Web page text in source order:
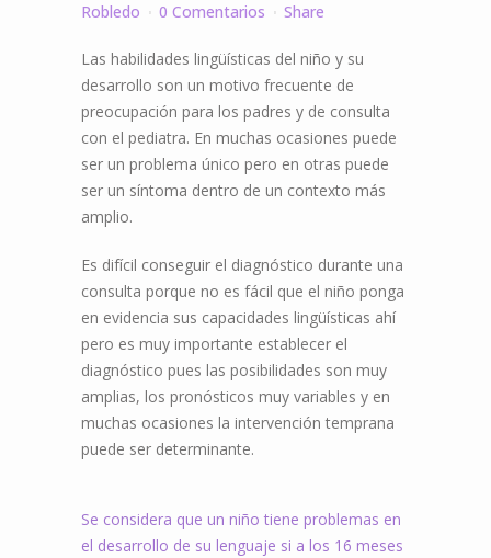
Robledo
0 Comentarios Share
Las habilidades lingüísticas del niño y su
desarrollo son un motivo frecuente de
preocupación para los padres y de consulta
con el pediatra. En muchas ocasiones puede
ser un problema único pero en otras puede
ser un síntoma dentro de un contexto más
amplio.
Es difícil conseguir el diagnóstico durante una
consulta porque no es fácil que el niño ponga
en evidencia sus capacidades lingüísticas ahí
pero es muy importante establecer el
diagnóstico pues las posibilidades son muy
amplias, los pronósticos muy variables y en
muchas ocasiones la intervención temprana
puede ser determinante.
Se considera que un niño tiene problemas en
el desarrollo de su lenguaje si a los 16 meses